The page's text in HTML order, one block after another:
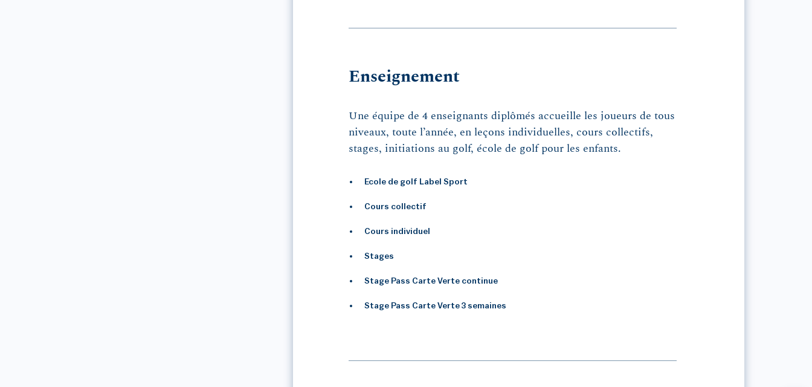
Enseignement
Une équipe de 4 enseignants diplômés accueille les joueurs de tous
niveaux, toute l’année, en leçons individuelles, cours collectifs,
stages, initiations au golf, école de golf pour les enfants.
Ecole de golf Label Sport
Cours collectif
Cours individuel
Stages
Stage Pass Carte Verte continue
Stage Pass Carte Verte 3 semaines